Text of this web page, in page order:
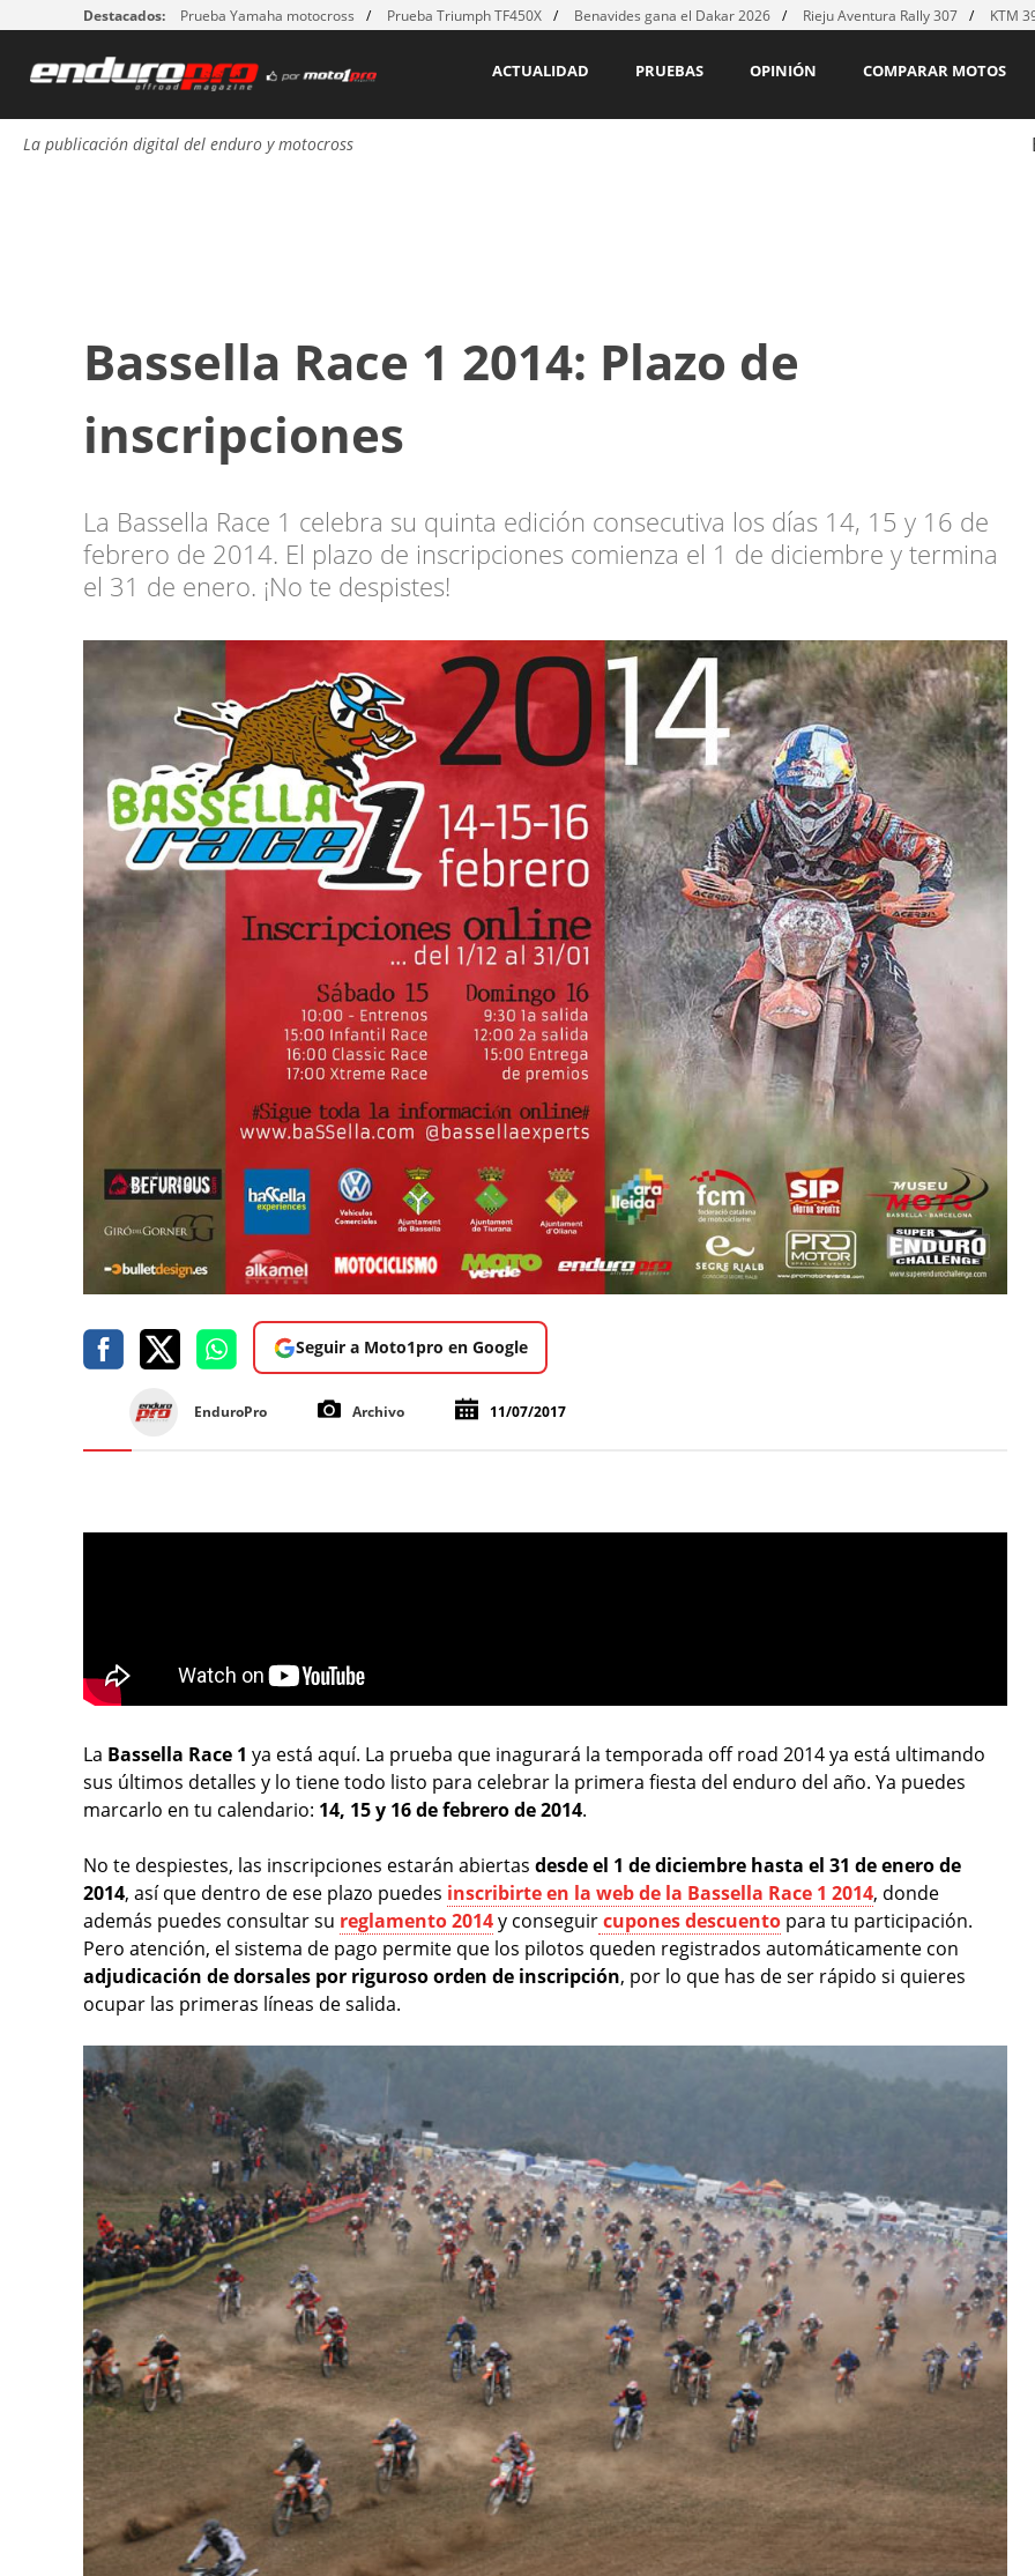
Destacados: Prueba Yamaha motocross Prueba Triumph TF450X Benavides gana el Dakar 2026 Rieju Aventura Rally 307 KTM
COMPARAR MOTOS
OPINIÓN
PRUEBAS
ACTUALIDAD
La publicación digital del enduro y motocross
Bassella Race 1 2014: Plazo de
inscripciones
La Bassella Race 1 celebra su quinta edición consecutiva los días 14, 15 y 16 de
febrero de 2014. El plazo de inscripciones comienza el 1 de diciembre y termina
el 31 de enero. ¡No te despistes!
Seguir a Moto1pro en Google
EnduroPro Archivo 11/07/2017
La Bassella Race 1 ya está aquí. La prueba que inagurará la temporada off road 2014 ya está ultimando
sus últimos detalles y lo tiene todo listo para celebrar la primera fiesta del enduro del año. Ya puedes
marcarlo en tu calendario: 14, 15 y 16 de febrero de 2014.
No te despiestes, las inscripciones estarán abiertas desde el 1 de diciembre hasta el 31 de enero de
2014, así que dentro de ese plazo puedes inscribirte en la web de la Bassella Race 1 2014, donde
además puedes consultar su reglamento 2014y conseguircupones descuento para tu participación.
Pero atención, el sistema de pago permite que los pilotos queden registrados automáticamente con
adjudicación de dorsales por riguroso orden de inscripción, por lo que has de ser rápido si quieres
ocupar las primeras líneas de salida.